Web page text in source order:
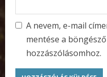
A nevem, e-mail
mentése a
hozzászólásomhoz.